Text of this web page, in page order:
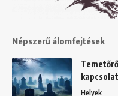
Népszerű álomfejtések
Helyek